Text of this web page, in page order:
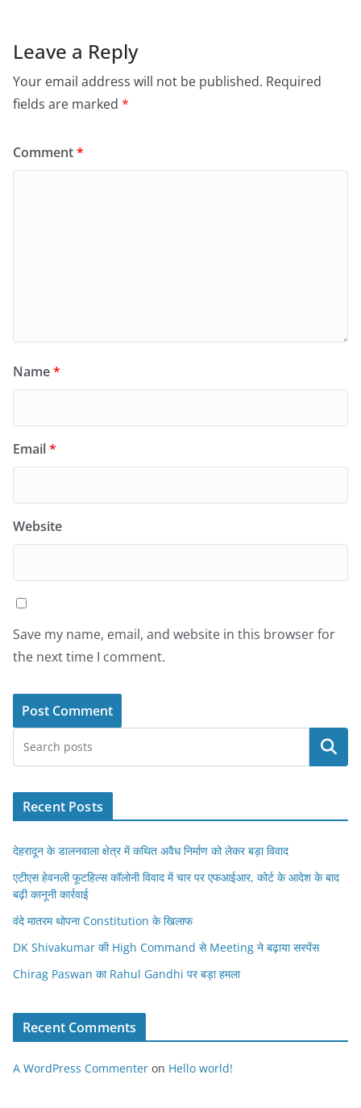
Leave a Reply
Your email address will not be published. Required
fields are marked *
Comment*
Name*
Email*
Website
Save my name, email, and website in this browser for
the next time I comment.
Search
Recent Posts
देहरादून के डालनवाला क्षेत्र में कथित अवैध निर्माण को लेकर बड़ा विवाद
एटीएस हेवनली फूटहिल्स कॉलोनी विवाद में चार पर एफआईआर, कोर्ट के आदेश के बाद
बढ़ी कानूनी कार्रवाई
वंदे मातरम थोपना Constitution के खिलाफ
DK Shivakumar की High Command से Meeting ने बढ़ाया सस्पेंस
Chirag Paswan का Rahul Gandhi पर बड़ा हमला
Recent Comments
A WordPress Commenter on Hello world!